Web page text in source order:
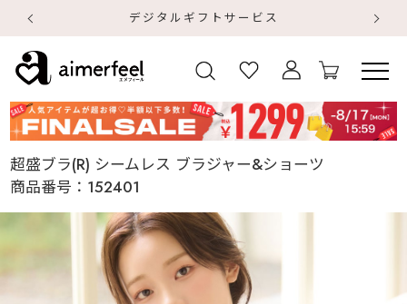
デジタルギフトサービス
超盛ブラ(R) シームレス ブラジャー&ショーツ
商品番号： 152401